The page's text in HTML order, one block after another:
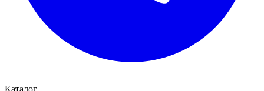
Каталог